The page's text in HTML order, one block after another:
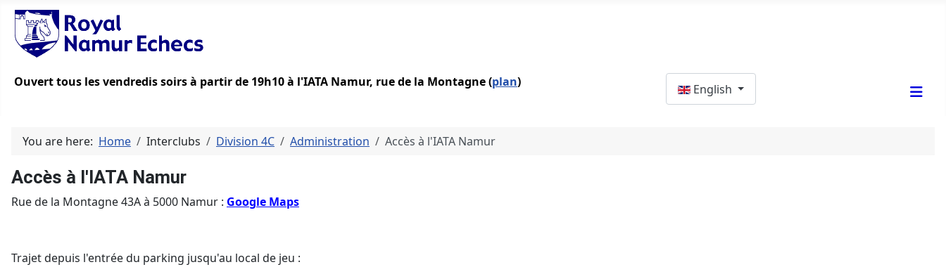
Ouvert tous les vendredis soirs à partir de 19h10 à l'IATA Namur, rue de la Montagne (plan) English
You are here: Home Interclubs Division 4C Administration Accès à l'IATA Namur
Accès à l'IATA Namur
Rue de la Montagne 43A à 5000 Namur : Google Maps
Trajet depuis l'entrée du parking jusqu'au local de jeu :